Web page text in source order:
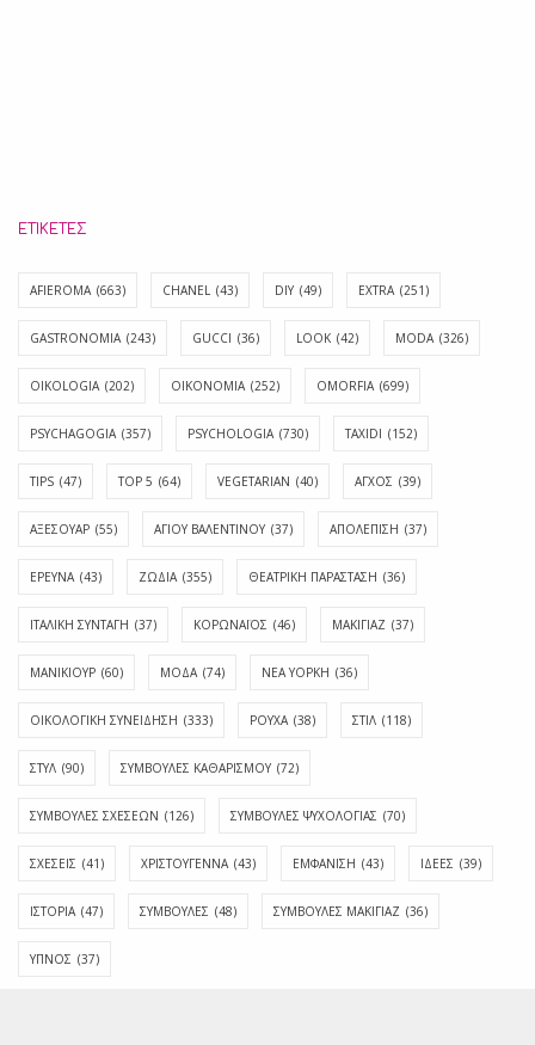
ΕΤΙΚΈΤΕΣ
AFIEROMA (663) CHANEL (43) DIY (49) EXTRA (251)
GASTRONOMIA (243) GUCCI (36) LOOK (42) MODA (326)
OIKOLOGIA (202) OIKONOMIA (252) OMORFIA (699)
PSYCHAGOGIA (357) PSYCHOLOGIA (730) TAXIDI (152)
TIPS (47) TOP 5 (64) VEGETARIAN (40) ΑΓΧΟΣ (39)
ΑΞΕΣΟΥΑΡ (55) ΑΓΊΟΥ ΒΑΛΕΝΤΊΝΟΥ (37) ΑΠΟΛΈΠΙΣΗ (37)
ΕΡΕΥΝΑ (43) ΖΩΔΙΑ (355) ΘΕΑΤΡΙΚΗ ΠΑΡΑΣΤΑΣΗ (36)
ΙΤΑΛΙΚΗ ΣΥΝΤΑΓΗ (37) ΚΟΡΩΝΑΪΟΣ (46) ΜΑΚΙΓΙΑΖ (37)
ΜΑΝΙΚΙΟΥΡ (60) ΜΟΔΑ (74) ΝΕΑ ΥΟΡΚΗ (36)
ΟΙΚΟΛΟΓΙΚΗ ΣΥΝΕΙΔΗΣΗ (333) ΡΟΥΧΑ (38) ΣΤΙΛ (118)
ΣΤΥΛ (90) ΣΥΜΒΟΥΛΕΣ ΚΑΘΑΡΙΣΜΟΥ (72)
ΣΥΜΒΟΥΛΕΣ ΣΧΕΣΕΩΝ (126) ΣΥΜΒΟΥΛΕΣ ΨΥΧΟΛΟΓΙΑΣ (70)
ΣΧΕΣΕΙΣ (41) ΧΡΙΣΤΟΥΓΕΝΝΑ (43) ΕΜΦΆΝΙΣΗ (43) ΙΔΈΕΣ (39)
ΙΣΤΟΡΊΑ (47) ΣΥΜΒΟΥΛΈΣ (48) ΣΥΜΒΟΥΛΈΣ ΜΑΚΙΓΙΆΖ (36)
ΎΠΝΟΣ (37)